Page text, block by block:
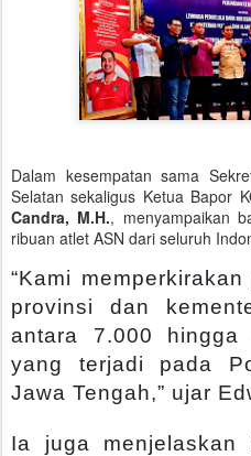
Dalam kesempatan sama
Selatan sekaligus Ketua Bapor
Candra, M.H., menyampaikan
ribuan atlet ASN dari seluruh
“Kami
provinsi dan
antara 7.000
yang terjadi pada
Jawa Tengah,” ujar
Ia juga